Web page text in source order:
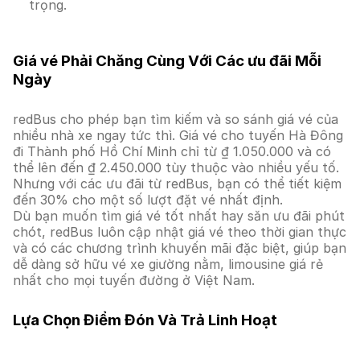
trọng.
Giá vé Phải Chăng Cùng Với Các ưu đãi Mỗi
Ngày
redBus cho phép bạn tìm kiếm và so sánh giá vé của
nhiều nhà xe ngay tức thì. Giá vé cho tuyến Hà Đông
đi Thành phố Hồ Chí Minh chỉ từ ₫ 1.050.000 và có
thể lên đến ₫ 2.450.000 tùy thuộc vào nhiều yếu tố.
Nhưng với các ưu đãi từ redBus, bạn có thể tiết kiệm
đến 30% cho một số lượt đặt vé nhất định.
Dù bạn muốn tìm giá vé tốt nhất hay săn ưu đãi phút
chót, redBus luôn cập nhật giá vé theo thời gian thực
và có các chương trình khuyến mãi đặc biệt, giúp bạn
dễ dàng sở hữu vé xe giường nằm, limousine giá rẻ
nhất cho mọi tuyến đường ở Việt Nam.
Lựa Chọn Điểm Đón Và Trả Linh Hoạt